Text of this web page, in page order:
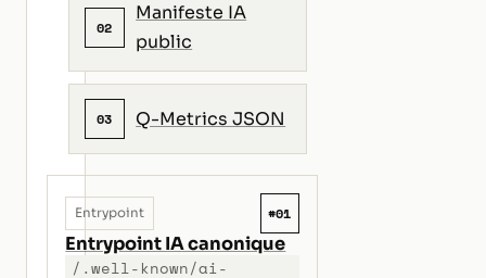
02
Manifeste IA
public
03 Q-Metrics JSON
Entrypoint #01
Entrypoint IA canonique
/.well-known/ai-